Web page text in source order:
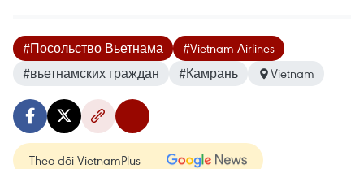
#Посольство Вьетнама
#Vietnam Airlines
#вьетнамских граждан
#Камрань Vietnam
Theo dõi VietnamPlus